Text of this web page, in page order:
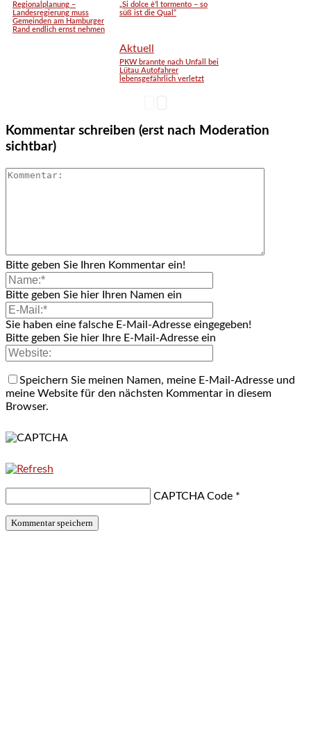
Regionalplanung –
Landesregierung muss
Gemeinden am Hamburger
Rand endlich ernst nehmen
„Si dolce è’l tormento – so
süß ist die Qual“
Aktuell
PKW brannte nach Unfall bei
Lütau Autofahrer
lebensgefährlich verletzt
Kommentar schreiben (erst nach Moderation
sichtbar)
Bitte geben Sie Ihren Kommentar ein!
Bitte geben Sie hier Ihren Namen ein
Sie haben eine falsche E-Mail-Adresse eingegeben!
Bitte geben Sie hier Ihre E-Mail-Adresse ein
Speichern Sie meinen Namen, meine E-Mail-Adresse und
meine Website für den nächsten Kommentar in diesem
Browser.
CAPTCHA Code *